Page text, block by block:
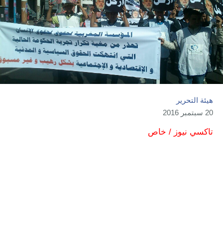
هيئة التحرير
20 سبتمبر 2016
تاكسي نيوز / خاص